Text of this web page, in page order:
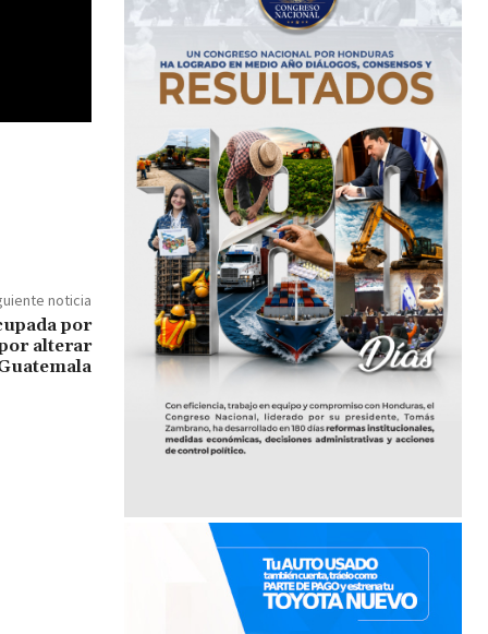
noticia
por
alterar